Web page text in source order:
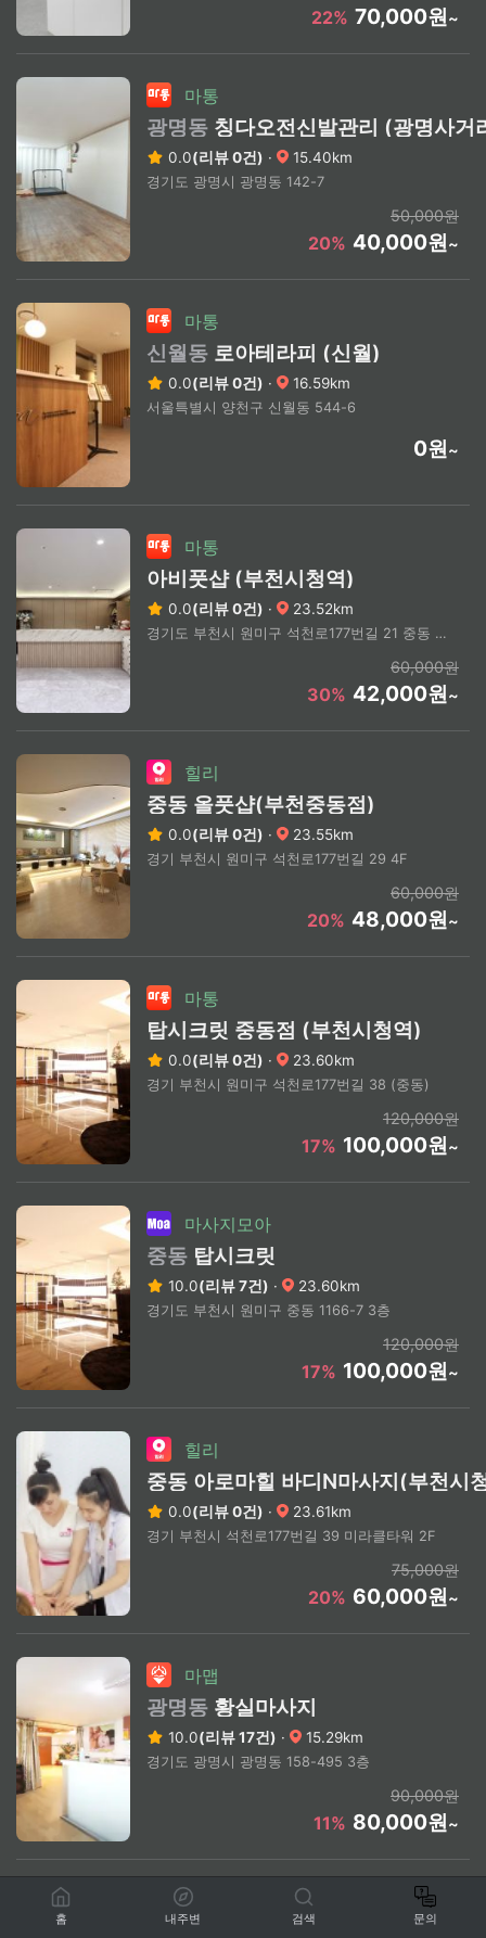
22% 70,000원~
마통
광명동 칭다오전신발관리 (광명사거
0.0(리뷰 0건) · 15.40km
경기도 광명시 광명동 142-7
50,000원
20% 40,000원~
마통
신월동 로아테라피 (신월)
0.0(리뷰 0건) · 16.59km
서울특별시 양천구 신월동 544-6
0원~
마통
아비풋샵 (부천시청역)
0.0(리뷰 0건) · 23.52km
경기도 부천시 원미구 석천로177번길 21 중동 1162-1 화이트밸리 2층 203호
60,000원
30% 42,000원~
힐리
중동 올풋샵(부천중동점)
0.0(리뷰 0건) · 23.55km
경기 부천시 원미구 석천로177번길 29 4F
60,000원
20% 48,000원~
마통
탑시크릿 중동점 (부천시청역)
0.0(리뷰 0건) · 23.60km
경기 부천시 원미구 석천로177번길 38 (중동)
120,000원
17% 100,000원~
마사지모아
중동 탑시크릿
10.0(리뷰 7건) · 23.60km
경기도 부천시 원미구 중동 1166-7 3층
120,000원
17% 100,000원~
힐리
중동 아로마힐 바디N마사지(부천시
0.0(리뷰 0건) · 23.61km
경기 부천시 석천로177번길 39 미라클타워 2F
75,000원
20% 60,000원~
마맵
광명동 황실마사지
10.0(리뷰 17건) · 15.29km
경기도 광명시 광명동 158-495 3층
90,000원
11% 80,000원~
마맵
상동 엄지풋샵
홈 내주변 검색 문의